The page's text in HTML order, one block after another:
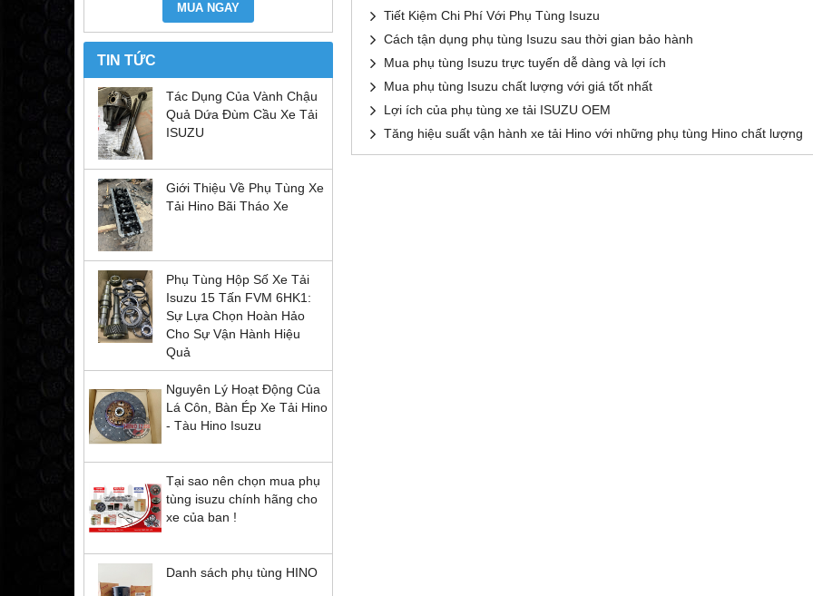
MUA NGAY MUA NGAY
TIN TỨC
Tác Dụng Của Vành Chậu
Quả Dứa Đùm Cầu Xe Tải
ISUZU
Giới Thiệu Về Phụ Tùng Xe
Tải Hino Bãi Tháo Xe
Phụ Tùng Hộp Số Xe Tải
Isuzu 15 Tấn FVM 6HK1:
Sự Lựa Chọn Hoàn Hảo
Cho Sự Vận Hành Hiệu
Quả
Nguyên Lý Hoạt Động Của
Lá Côn, Bàn Ép Xe Tải Hino
- Tàu Hino Isuzu
Tại sao nên chọn mua phụ
tùng isuzu chính hãng cho
xe của ban !
Danh sách phụ tùng HINO
Tiết Kiệm Chi Phí Với Phụ Tùng Isuzu
Cách tận dụng phụ tùng Isuzu sau thời gian bảo hành
Mua phụ tùng Isuzu trực tuyến dễ dàng và lợi ích
Mua phụ tùng Isuzu chất lượng với giá tốt nhất
Lợi ích của phụ tùng xe tải ISUZU OEM
Tăng hiệu suất vận hành xe tải Hino với những phụ tùng Hino chất lượng